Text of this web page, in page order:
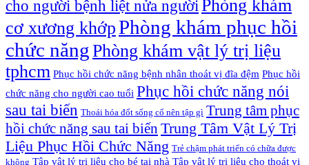
cho người bệnh liệt nửa ngườiPhòng khám
cơ xương khớpPhòng khám phục hồi
chức năngPhòng khám vật lý trị liệu
tphcm Phục hồi chức năng bệnh nhân thoát vị đĩa đệm Phục hồi
chức năng cho người cao tuổi Phục hồi chức năng nói
sau tai biến Thoái hóa đốt sống cổ nên tập gì Trung tâm phục
hồi chức năng sau tai biến Trung Tâm Vật Lý Trị
Liệu Phục Hồi Chức Năng Trẻ chậm phát triển có chữa được
không Tập vật lý trị liệu cho bé tại nhà Tập vật lý trị liệu cho thoát vị